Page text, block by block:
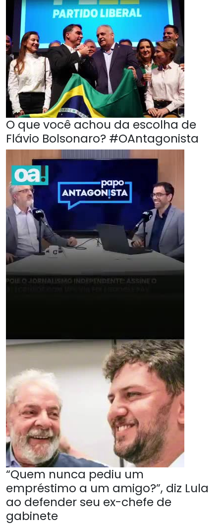
O que você achou da escolha de
Flávio Bolsonaro? #OAntagonista
“Quem nunca pediu um
empréstimo a um amigo?”, diz Lula
ao defender seu ex-chefe de
gabinete